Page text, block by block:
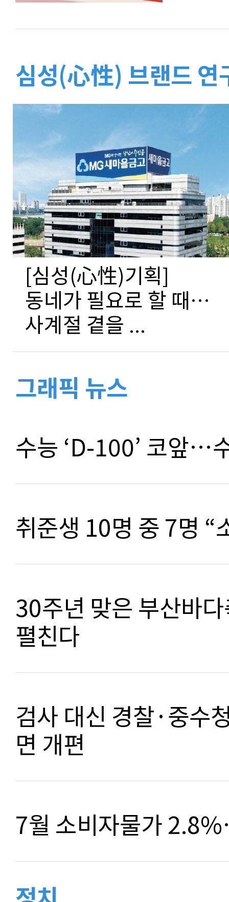
심성(心性) 브랜드 연
[심성(心性)기획]
동네가 필요로 할 때…
사계절 곁을 ...
그래픽 뉴스
수능 ‘D-100’ 코앞…
취준생 10명 중 7명 “
30주년 맞은 부산바
펼친다
검사 대신 경찰·중수
면 개편
7월 소비자물가